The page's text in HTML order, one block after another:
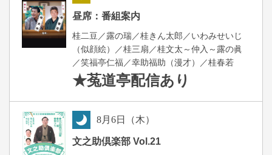
昼席：番組案内
桂二豆／露の瑞／桂きん太郎／いわみせいじ
（似顔絵）／桂三扇／桂文太～仲入～露の眞
／笑福亭仁福／幸助福助（漫才）／桂春若
★菟道亭配信あり
8月6日（木）
文之助倶楽部 Vol.21